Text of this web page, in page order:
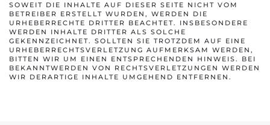
SOWEIT DIE INHALTE AUF DIESER SEITE NICHT VOM
BETREIBER ERSTELLT WURDEN, WERDEN DIE
URHEBERRECHTE DRITTER BEACHTET. INSBESONDERE
WERDEN INHALTE DRITTER ALS SOLCHE
GEKENNZEICHNET. SOLLTEN SIE TROTZDEM AUF EINE
URHEBERRECHTSVERLETZUNG AUFMERKSAM WERDEN,
BITTEN WIR UM EINEN ENTSPRECHENDEN HINWEIS. BEI
BEKANNTWERDEN VON RECHTSVERLETZUNGEN WERDEN
WIR DERARTIGE INHALTE UMGEHEND ENTFERNEN.